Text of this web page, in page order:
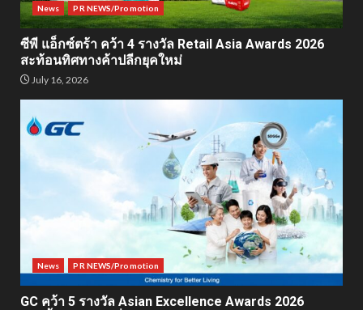
News PR NEWS/Promotion
ซีพี แอ็กซ์ตร้า คว้า 4 รางวัล Retail Asia Awards 2026
สะท้อนทิศทางค้าปลีกยุคใหม่
July 16, 2026
News PR NEWS/Promotion
GC คว้า 5 รางวัล Asian Excellence Awards 2026